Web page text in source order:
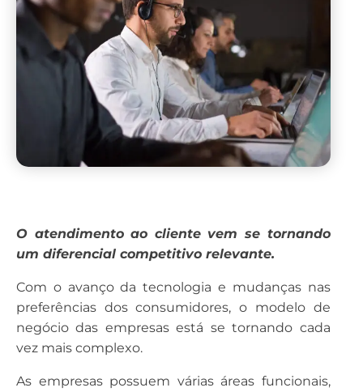
O atendimento ao cliente vem se tornando
um diferencial competitivo relevante.
Com o avanço da tecnologia e mudanças nas
preferências dos consumidores, o modelo de
negócio das empresas está se tornando cada
vez mais complexo.
As empresas possuem várias áreas funcionais,